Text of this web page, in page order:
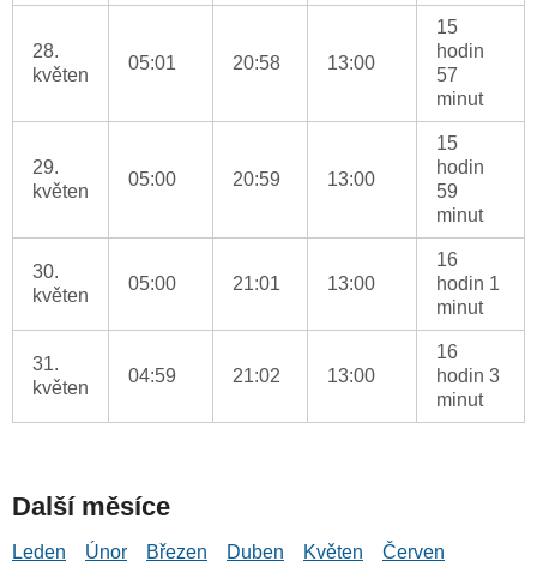
28.
květen
05:01 20:58 13:00
15
hodin
57
minut
29.
květen
05:00 20:59 13:00
15
hodin
59
minut
30.
květen
05:00 21:01 13:00
16
hodin 1
minut
31.
květen
04:59 21:02 13:00
16
hodin 3
minut
Další měsíce
Leden Únor Březen Duben Květen
Červen